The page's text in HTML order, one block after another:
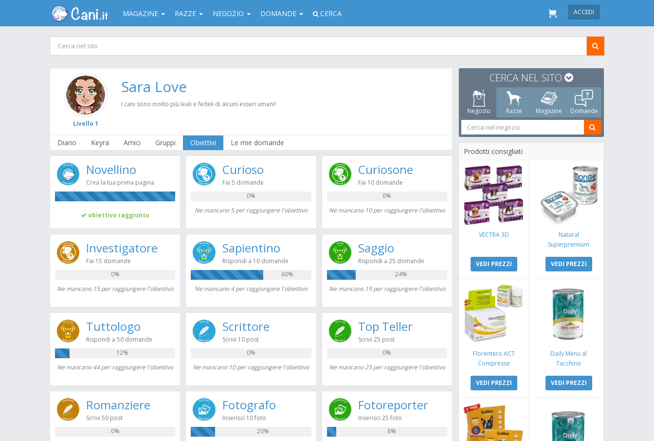
MAGAZINE RAZZE NEGOZIO DOMANDE CERCA ACCEDI
Livello 1
Sara Love
I cani sono molto più leali e fedeli di alcuni esseri umani!
Diario Keyra Amici Gruppi Obiettivi Le mie domande
Novellino
Crea la tua prima pagina
obiettivo raggiunto
Curioso
Fai 5 domande
0%
Ne mancano 5 per raggiungere l'obiettivo
Curiosone
Fai 10 domande
0%
Ne mancano 10 per raggiungere l'obiettivo
Investigatore
Fai 15 domande
0%
Ne mancano 15 per raggiungere l'obiettivo
Sapientino
Rispondi a 10 domande
60%
Ne mancano 4 per raggiungere l'obiettivo
Saggio
Rispondi a 25 domande
24%
Ne mancano 19 per raggiungere l'obiettivo
Tuttologo
Rispondi a 50 domande
12%
Ne mancano 44 per raggiungere l'obiettivo
Scrittore
Scrivi 10 post
0%
Ne mancano 10 per raggiungere l'obiettivo
Top Teller
Scrivi 25 post
0%
Ne mancano 25 per raggiungere l'obiettivo
Romanziere
Scrivi 50 post
0%
Fotografo
Inserisci 10 foto
20%
Fotoreporter
Inserisci 25 foto
8%
CERCA NEL SITO
Negozio Razze Magazine Domande
Prodotti consigliati
VECTRA 3D
VEDI PREZZI
Natural
Superpremium
Coniglio e Mela
VEDI PREZZI
Florentero ACT
Compresse
VEDI PREZZI
Daily Menu al
Tacchino
VEDI PREZZI